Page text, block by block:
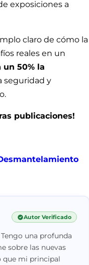
exposiciones a
claro de cómo la
reales en un
un 50% la
seguridad y
publicaciones!
Autor Verificado
una profunda
sobre las nuevas
que mi principal